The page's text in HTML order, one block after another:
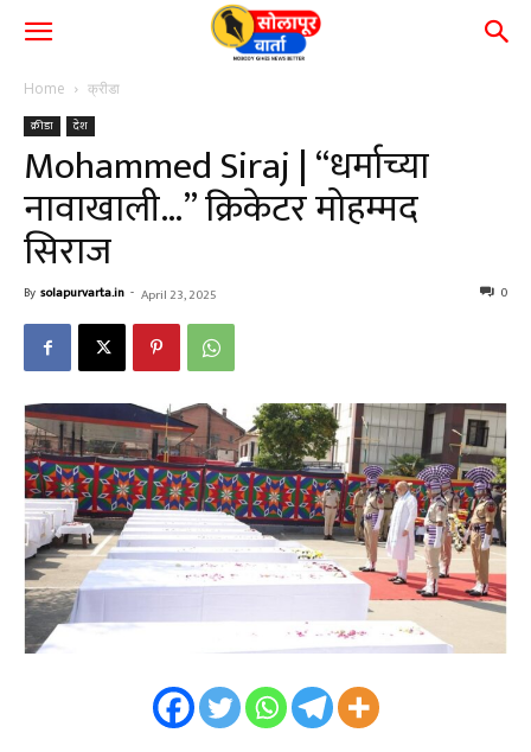
Home क्रीडा
क्रीडा देश
Mohammed Siraj | “धर्माच्या
नावाखाली…” क्रिकेटर मोहम्मद
सिराज
By solapurvarta.in - April 23, 2025 0